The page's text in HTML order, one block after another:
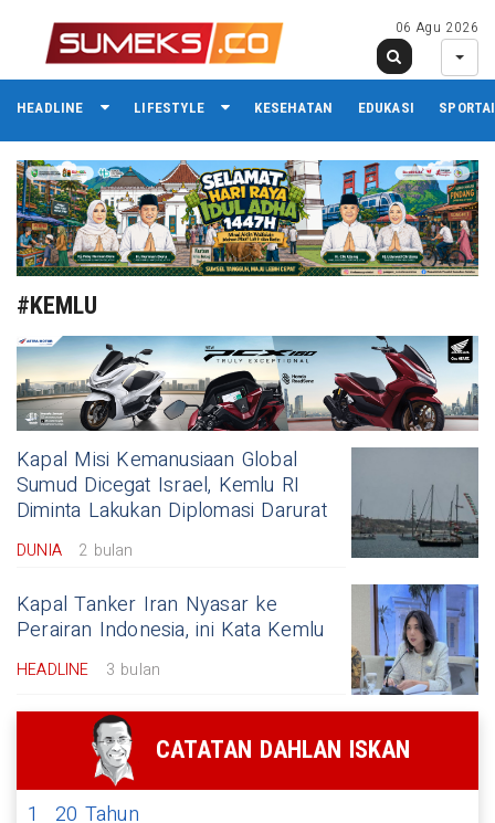
06 Agu 2026
HEADLINE LIFESTYLE KESEHATAN EDUKASI
#KEMLU
Kapal Misi Kemanusiaan Global
Sumud Dicegat Israel, Kemlu RI
Diminta Lakukan Diplomasi Darurat
DUNIA 2 bulan
Kapal Tanker Iran Nyasar ke
Perairan Indonesia, ini Kata Kemlu
HEADLINE 3 bulan
CATATAN DAHLAN ISKAN
1
20 Tahun